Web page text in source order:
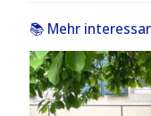
📚 Mehr